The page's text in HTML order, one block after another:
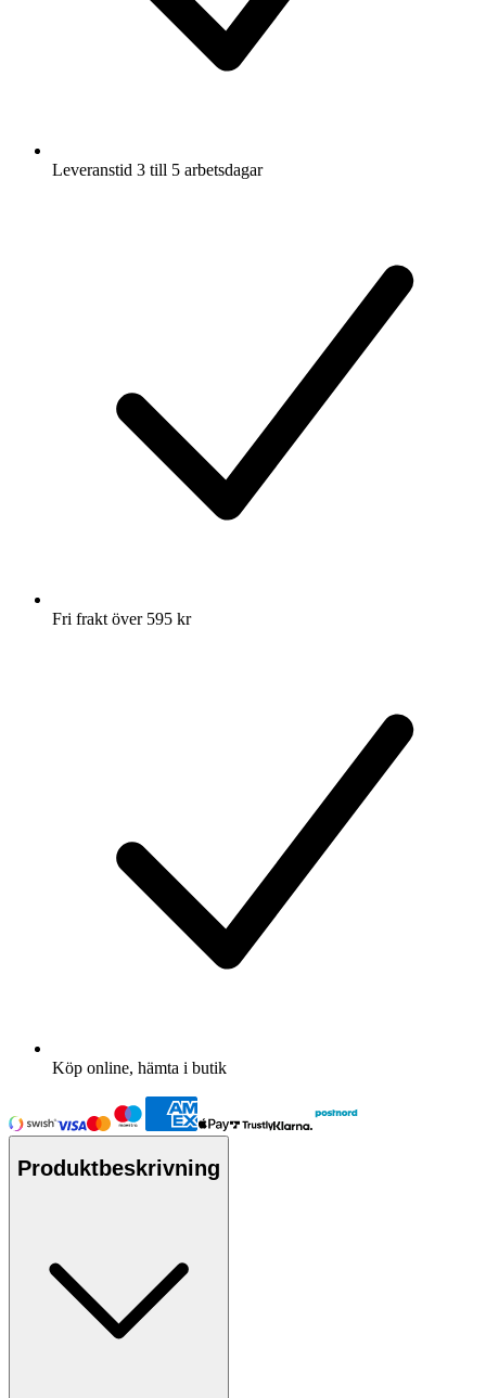
Leveranstid 3 till 5 arbetsdagar
Fri frakt över 595 kr
Köp online, hämta i butik
Produktbeskrivning